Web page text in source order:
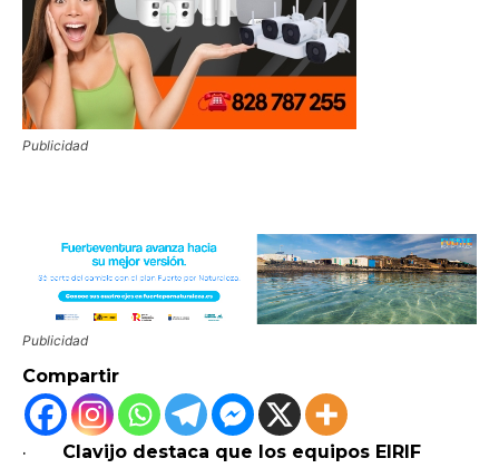
Publicidad
Publicidad
Compartir
· Clavijo destaca que los equipos EIRIF